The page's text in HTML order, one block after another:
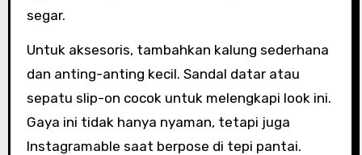
segar.
Untuk aksesoris, tambahkan kalung sederhana
dan anting-anting kecil. Sandal datar atau
sepatu slip-on cocok untuk melengkapi look ini.
Gaya ini tidak hanya nyaman, tetapi juga
Instagramable saat berpose di tepi pantai.